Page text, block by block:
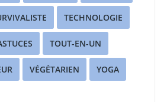
TECHNOLOGIE
TOUT-EN-UN
VÉGÉTARIEN YOGA